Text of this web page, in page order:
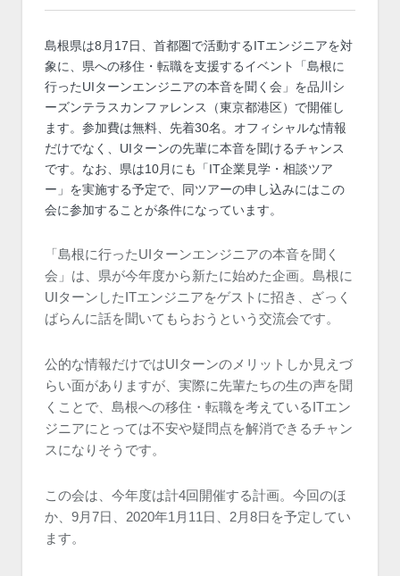
島根県は8月17日、首都圏で活動するITエンジニアを対
象に、県への移住・転職を支援するイベント「島根に
行ったUIターンエンジニアの本音を聞く会」を品川シ
ーズンテラスカンファレンス（東京都港区）で開催し
ます。参加費は無料、先着30名。オフィシャルな情報
だけでなく、UIターンの先輩に本音を聞けるチャンス
です。なお、県は10月にも「IT企業見学・相談ツア
ー」を実施する予定で、同ツアーの申し込みにはこの
会に参加することが条件になっています。
「島根に行ったUIターンエンジニアの本音を聞く
会」は、県が今年度から新たに始めた企画。島根に
UIターンしたITエンジニアをゲストに招き、ざっく
ばらんに話を聞いてもらおうという交流会です。
公的な情報だけではUIターンのメリットしか見えづ
らい面がありますが、実際に先輩たちの生の声を聞
くことで、島根への移住・転職を考えているITエン
ジニアにとっては不安や疑問点を解消できるチャン
スになりそうです。
この会は、今年度は計4回開催する計画。今回のほ
か、9月7日、2020年1月11日、2月8日を予定してい
ます。